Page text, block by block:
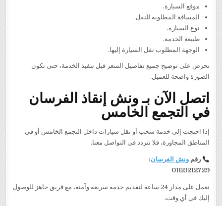
موقع السيارة.
المسافة المطلوبة للنقل.
نوع السيارة.
طبيعة الخدمة.
الوجهة المطلوب نقل السيارة إليها.
نحرص على توضيح جميع تفاصيل السعر قبل تنفيذ الخدمة، حتى تكون
الصورة واضحة للعميل.
اتصل الآن بـ ونش إنقاذ الفرسان
في التجمع الخامس
إذا احتجت إلى خدمة سحب أو نقل سيارات داخل التجمع الخامس أو في
المناطق المجاورة، فلا تتردد في التواصل معنا.
رقمونش الفرسان:
01121212729
نعمل على مدار 24 ساعة لتقديم خدمة سريعة وآمنة، مع فريق جاهز للوصول
إليك في أي وقت.